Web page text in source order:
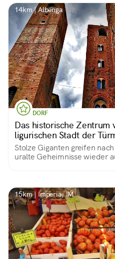
14km | Albenga
DORF
Das historische Zentrum
ligurischen Stadt der
Stolze Giganten greifen
uralte Geheimnisse wieder
15km | Imperia, IM